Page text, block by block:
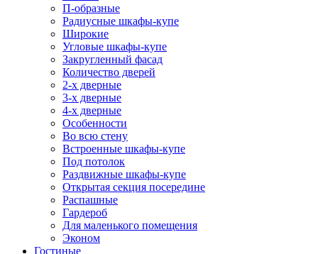
П-образные
Радиусные шкафы-купе
Широкие
Угловые шкафы-купе
Закругленный фасад
Количество дверей
2-х дверные
3-х дверные
4-х дверные
Особенности
Во всю стену
Встроенные шкафы-купе
Под потолок
Раздвижные шкафы-купе
Открытая секция посередине
Распашные
Гардероб
Для маленького помещения
Эконом
Гостиные